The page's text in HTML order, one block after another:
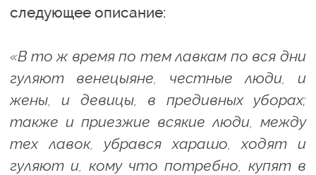
следующее описание:
«В то ж время по тем лавкам по вся дни
гуляют венецыяне, честные люди, и
жены, и девицы, в предивных уборах;
также и приезжие всякие люди, между
тех лавок, убрався харашо, ходят и
гуляют и, кому что потребно, купят в